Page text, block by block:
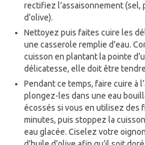
rectifiez l’assaisonnement
d’olive).
Nettoyez puis faites cuire les
une casserole remplie d’eau.
cuisson en plantant la pointe
délicatesse, elle doit être
Pendant ce temps, faire cuire à
plongez-les dans une eau
écossés si vous en utilisez des
minutes, puis stoppez la
eau glacée. Ciselez votre